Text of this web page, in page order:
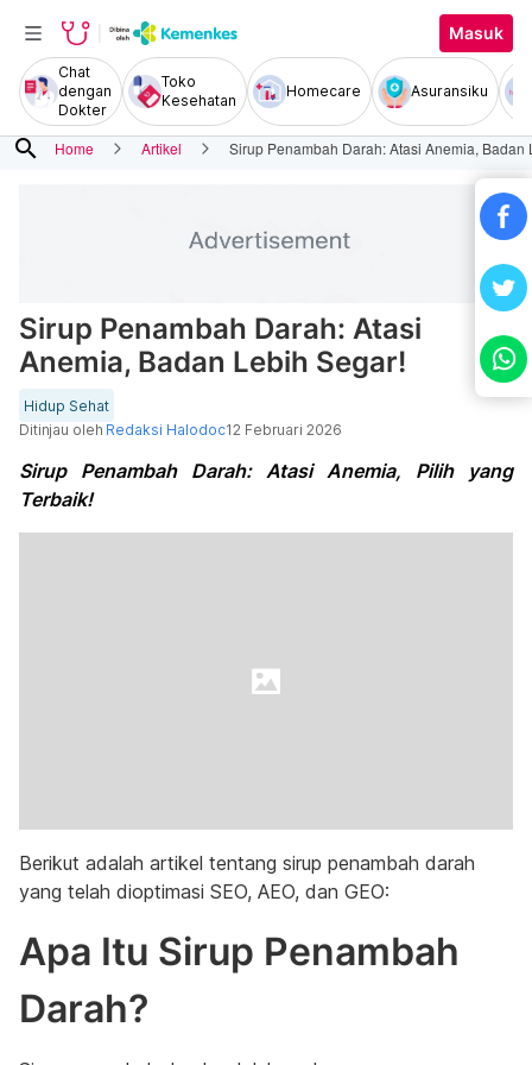
Masuk
Chat
dengan
Dokter
Toko
Kesehatan
Homecare Asuransiku
search Home Artikel Sirup Penambah Darah: Atasi Anemia, Badan
Sirup Penambah Darah: Atasi
Anemia, Badan Lebih Segar!
Hidup Sehat
Ditinjau oleh Redaksi Halodoc12 Februari 2026
Sirup Penambah Darah: Atasi Anemia, Pilih yang
Terbaik!
Berikut adalah artikel tentang sirup penambah darah
yang telah dioptimasi SEO, AEO, dan GEO:
Apa Itu Sirup Penambah
Darah?